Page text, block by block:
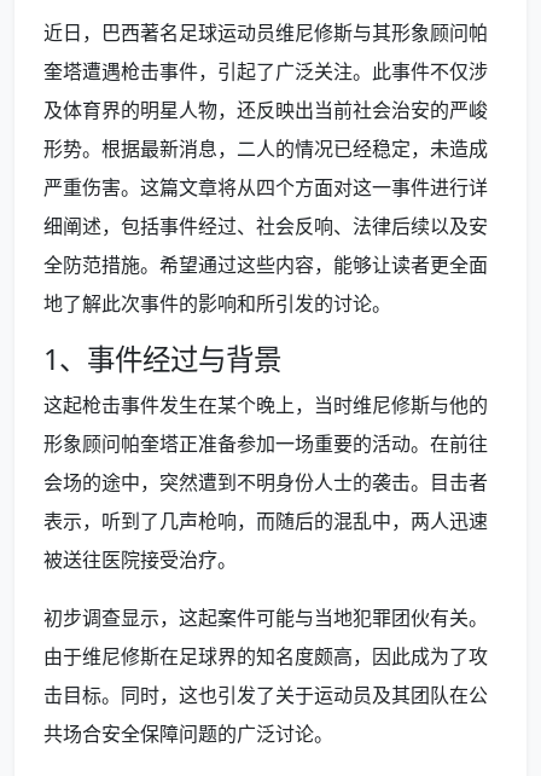
近日，巴西著名足球运动员维尼修斯与其形象顾问帕
奎塔遭遇枪击事件，引起了广泛关注。此事件不仅涉
及体育界的明星人物，还反映出当前社会治安的严峻
形势。根据最新消息，二人的情况已经稳定，未造成
严重伤害。这篇文章将从四个方面对这一事件进行详
细阐述，包括事件经过、社会反响、法律后续以及安
全防范措施。希望通过这些内容，能够让读者更全面
地了解此次事件的影响和所引发的讨论。
1、事件经过与背景
这起枪击事件发生在某个晚上，当时维尼修斯与他的
形象顾问帕奎塔正准备参加一场重要的活动。在前往
会场的途中，突然遭到不明身份人士的袭击。目击者
表示，听到了几声枪响，而随后的混乱中，两人迅速
被送往医院接受治疗。
初步调查显示，这起案件可能与当地犯罪团伙有关。
由于维尼修斯在足球界的知名度颇高，因此成为了攻
击目标。同时，这也引发了关于运动员及其团队在公
共场合安全保障问题的广泛讨论。